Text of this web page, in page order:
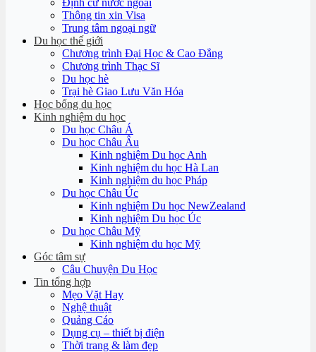
Định cư nước ngoài
Thông tin xin Visa
Trung tâm ngoại ngữ
Du học thế giới
Chương trình Đại Học & Cao Đẳng
Chương trình Thạc Sĩ
Du học hè
Trại hè Giao Lưu Văn Hóa
Học bổng du học
Kinh nghiệm du học
Du học Châu Á
Du học Châu Âu
Kinh nghiệm Du học Anh
Kinh nghiệm du học Hà Lan
Kinh nghiệm du học Pháp
Du học Châu Úc
Kinh nghiệm Du học NewZealand
Kinh nghiệm Du học Úc
Du học Châu Mỹ
Kinh nghiệm du học Mỹ
Góc tâm sự
Câu Chuyện Du Học
Tin tổng hợp
Mẹo Vặt Hay
Nghệ thuật
Quảng Cáo
Dụng cụ – thiết bị điện
Thời trang & làm đẹp